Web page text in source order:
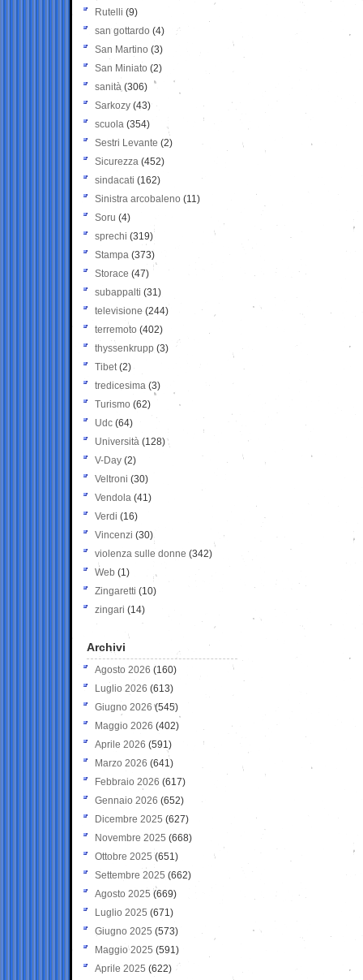
Rutelli (9)
san gottardo (4)
San Martino (3)
San Miniato (2)
sanità (306)
Sarkozy (43)
scuola (354)
Sestri Levante (2)
Sicurezza (452)
sindacati (162)
Sinistra arcobaleno (11)
Soru (4)
sprechi (319)
Stampa (373)
Storace (47)
subappalti (31)
televisione(244)
terremoto (402)
thyssenkrupp (3)
Tibet(2)
tredicesima (3)
Turismo (62)
Udc (64)
Università (128)
V-Day (2)
Veltroni (30)
Vendola (41)
Verdi (16)
Vincenzi (30)
violenza sulle donne (342)
Web (1)
Zingaretti (10)
zingari (14)
Archivi
Agosto 2026 (160)
Luglio 2026 (613)
Giugno 2026 (545)
Maggio 2026 (402)
Aprile 2026 (591)
Marzo 2026 (641)
Febbraio 2026 (617)
Gennaio 2026 (652)
Dicembre 2025 (627)
Novembre 2025 (668)
Ottobre 2025 (651)
Settembre 2025 (662)
Agosto 2025 (669)
Luglio 2025 (671)
Giugno 2025 (573)
Maggio 2025 (591)
Aprile 2025 (622)